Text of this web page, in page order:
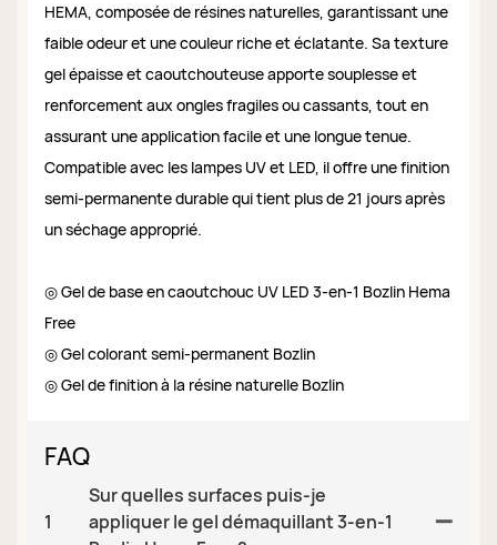
HEMA, composée de résines naturelles, garantissant une
faible odeur et une couleur riche et éclatante. Sa texture
gel épaisse et caoutchouteuse apporte souplesse et
renforcement aux ongles fragiles ou cassants, tout en
assurant une application facile et une longue tenue.
Compatible avec les lampes UV et LED, il offre une finition
semi-permanente durable qui tient plus de 21 jours après
un séchage approprié.
◎ Gel de base en caoutchouc UV LED 3-en-1 Bozlin Hema
Free
◎ Gel colorant semi-permanent Bozlin
◎ Gel de finition à la résine naturelle Bozlin
FAQ
1
Sur quelles surfaces puis-je
appliquer le gel démaquillant 3-en-1